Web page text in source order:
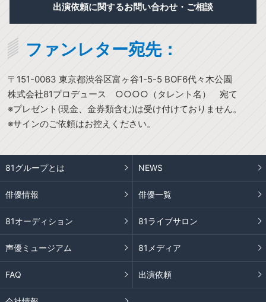
出演依頼に関するお問い合わせ・ご相談
ファンレター宛先：
〒151-0063 東京都渋谷区富ヶ谷1-5-5 BOF6代々木公園
株式会社81プロデュース ○○○○（タレント名） 宛て
※プレゼント(現金、金券類含む)は受け付けておりません。
※サインのご依頼はお控えください。
81グループとは NEWS
俳優情報 俳優一覧
81オーディション 81ライブサロン
声優ミュージアム 81メディア
FAQ 出演依頼